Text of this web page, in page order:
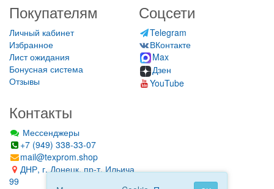
Покупателям
Личный кабинет
Избранное
Лист ожидания
Бонусная система
Отзывы
Соцсети
Telegram
ВКонтакте
Max
Дзен
YouTube
Контакты
Мессенджеры
+7 (949) 338-33-07
mail@texprom.shop
ДНР, г. Донецк, пр-т. Ильича
99